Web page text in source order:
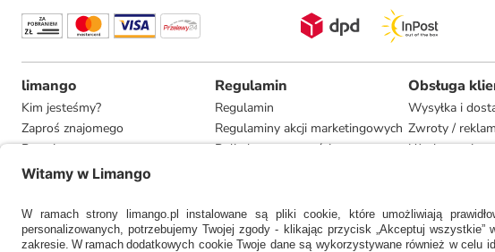
limango
Kim jesteśmy?
Zaproś znajomego
Pracuj u nas
Informacje dla prasy
Regulamin
Regulamin
Regulaminy akcji marketingowych
Polityka prywatności
Obsługa
Wysyłka i
Zwroty /
Użytkowanie
Zgodność z